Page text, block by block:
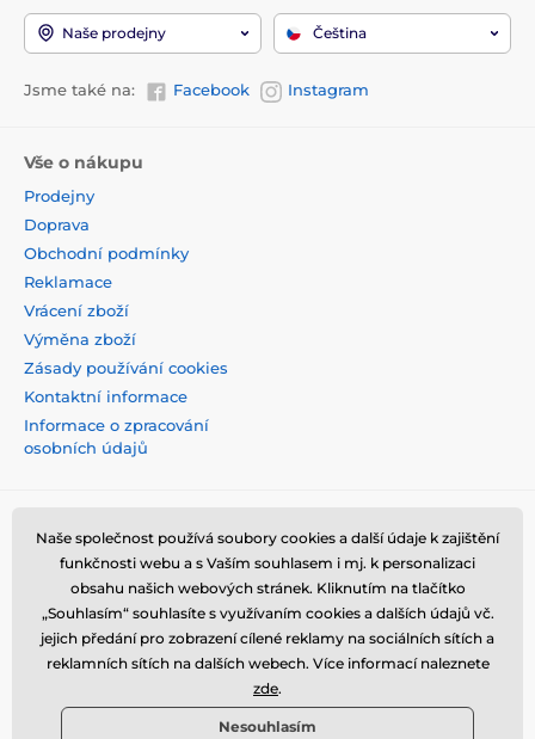
Naše prodejny Čeština
Jsme také na: Facebook Instagram
Vše o nákupu
Prodejny
Doprava
Obchodní podmínky
Reklamace
Vrácení zboží
Výměna zboží
Zásady používání cookies
Kontaktní informace
Informace o zpracování
osobních údajů
Naše společnost používá soubory cookies a další údaje k zajištění
funkčnosti webu a s Vaším souhlasem i mj. k personalizaci
obsahu našich webových stránek. Kliknutím na tlačítko
„Souhlasím“ souhlasíte s využívaním cookies a dalších údajů vč.
jejich předání pro zobrazení cílené reklamy na sociálních sítích a
reklamních sítích na dalších webech. Více informací naleznete
zde.
Nesouhlasím